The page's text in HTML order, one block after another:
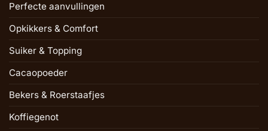
Perfecte aanvullingen
Opkikkers & Comfort
Suiker & Topping
Cacaopoeder
Bekers & Roerstaafjes
Koffiegenot